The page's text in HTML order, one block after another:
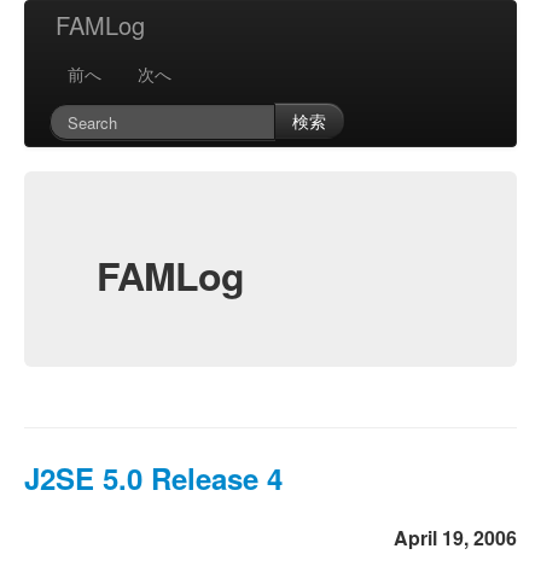
FAMLog
前へ
次へ
検索
FAMLog
J2SE 5.0 Release 4
April 19, 2006